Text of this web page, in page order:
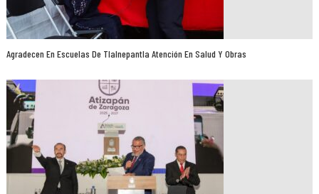
Agradecen En Escuelas De Tlalnepantla Atención En Salud Y Obras